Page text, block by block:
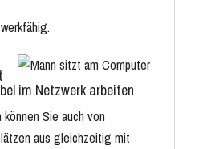
im Netzwerk arbeiten
Sie auch von
aus gleichzeitig mit